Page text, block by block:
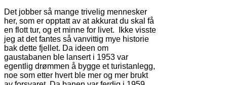
Det jobber så mange trivelig mennesker
her, som er opptatt av at akkurat du skal få
en flott tur, og et minne for livet. Ikke visste
jeg at det fantes så vanvittig mye historie
bak dette fjellet. Da ideen om
gaustabanen ble lansert i 1953 var
egentlig drømmen å bygge et turistanlegg,
noe som etter hvert ble mer og mer brukt